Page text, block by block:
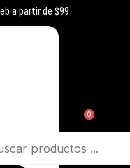
a partir de $99
0